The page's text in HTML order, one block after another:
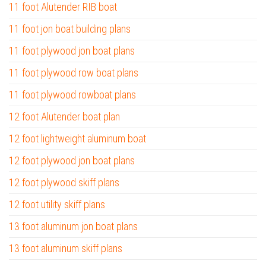
11 foot Alutender RIB boat
11 foot jon boat building plans
11 foot plywood jon boat plans
11 foot plywood row boat plans
11 foot plywood rowboat plans
12 foot Alutender boat plan
12 foot lightweight aluminum boat
12 foot plywood jon boat plans
12 foot plywood skiff plans
12 foot utility skiff plans
13 foot aluminum jon boat plans
13 foot aluminum skiff plans